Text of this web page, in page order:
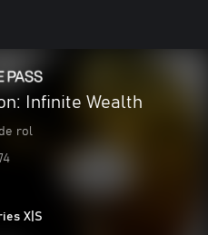
Infinite Wealth
rol
X|S